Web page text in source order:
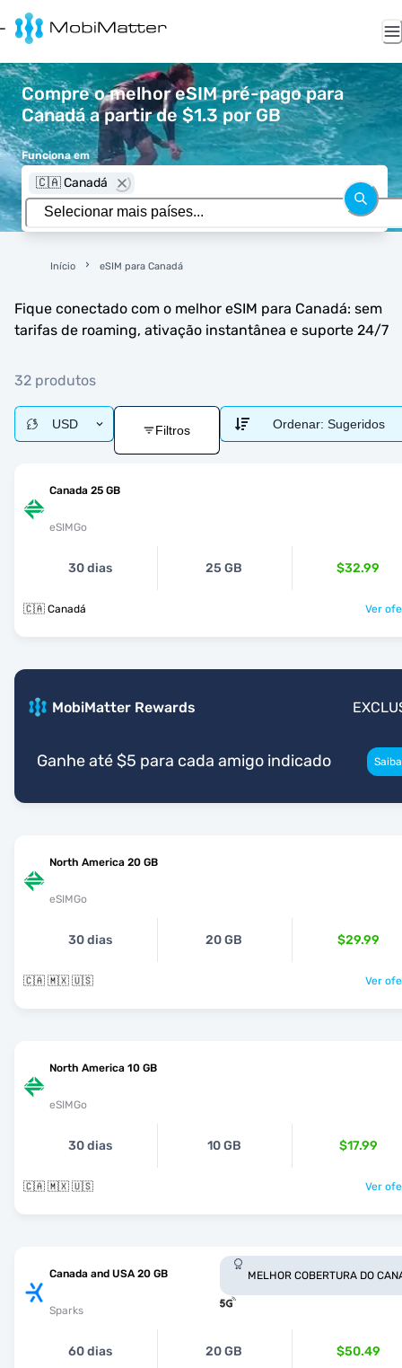
Compre o melhor eSIM pré-pago para
Canadá a partir de $1.3 por GB
Funciona em
🇨🇦 Canadá
Início eSIM para Canadá
Fique conectado com o melhor eSIM para Canadá: sem
tarifas de roaming, ativação instantânea e suporte 24/7
32 produtos
USD Filtros Ordenar: Sugeridos
Canada 25 GB
eSIMGo
30 dias 25 GB $32.99
🇨🇦 Canadá Ver
MobiMatter Rewards
Ganhe até $5 para cada amigo indicado
North America 20 GB
eSIMGo
30 dias 20 GB $29.99
🇨🇦 🇲🇽 🇺🇸 Ver
North America 10 GB
eSIMGo
30 dias 10 GB $17.99
🇨🇦 🇲🇽 🇺🇸 Ver
Canada and USA 20 GB
Sparks
MELHOR COBERTURA DO
60 dias 20 GB $50.49